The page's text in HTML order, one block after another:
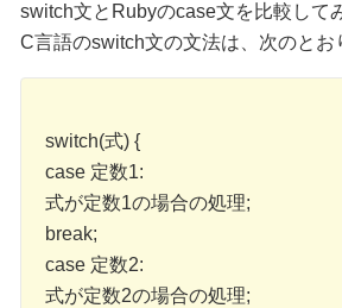
switch文とRubyのcase文を比較して
C言語のswitch文の文法は、次のとお
switch(式) {
case 定数1:
式が定数1の場合の処理;
break;
case 定数2:
式が定数2の場合の処理;